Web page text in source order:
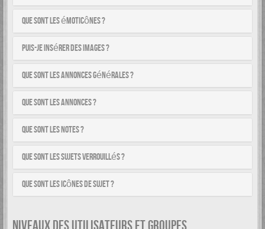
Que sont les émoticônes ?
Puis-je insérer des images ?
Que sont les annonces générales ?
Que sont les annonces ?
Que sont les notes ?
Que sont les sujets verrouillés ?
Que sont les icônes de sujet ?